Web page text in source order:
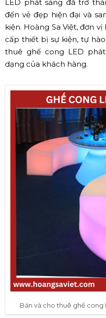
LED phát sáng đã trở
đến vẻ đẹp hiện đại và
kiện. Hoàng Sa Việt, đơn
cấp thiết bị sự kiện, tự
thuê ghế cong LED
dạng của khách hàng.
Bán và cho thuê ghế cong